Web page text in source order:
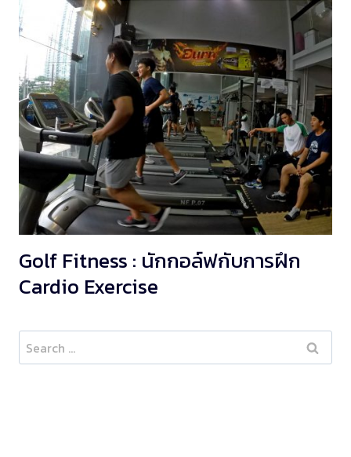
Golf Fitness : นักกอล์ฟกับการฝึก
Cardio Exercise
Search
for: